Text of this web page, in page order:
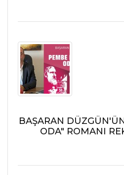
BAŞARAN
ODA" ROMANI